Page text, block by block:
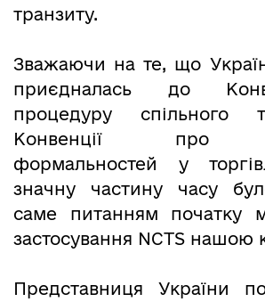
транзиту.
Зважаючи на те, що
приєдналась до
процедуру спільного
Конвенції про
формальностей у
значну частину часу
саме питанням початку
застосування NCTS нашою
Представниця України